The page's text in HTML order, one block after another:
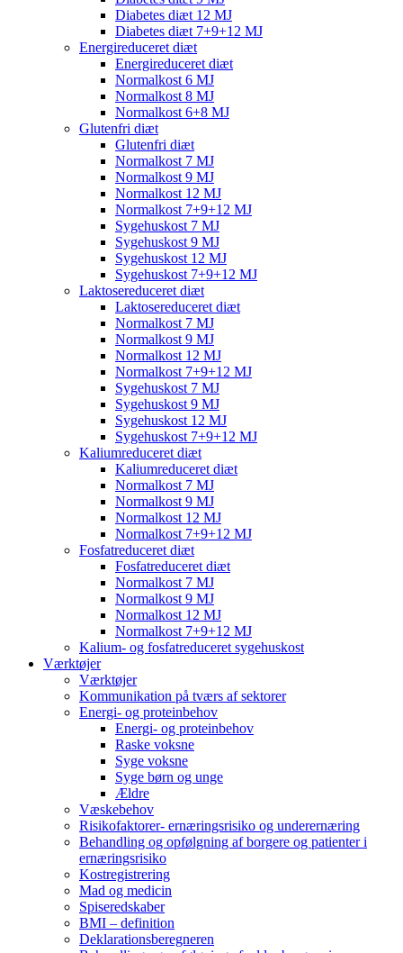
Diabetes diæt 12 MJ
Diabetes diæt 7+9+12 MJ
Energireduceret diæt
Energireduceret diæt
Normalkost 6 MJ
Normalkost 8 MJ
Normalkost 6+8 MJ
Glutenfri diæt
Glutenfri diæt
Normalkost 7 MJ
Normalkost 9 MJ
Normalkost 12 MJ
Normalkost 7+9+12 MJ
Sygehuskost 7 MJ
Sygehuskost 9 MJ
Sygehuskost 12 MJ
Sygehuskost 7+9+12 MJ
Laktosereduceret diæt
Laktosereduceret diæt
Normalkost 7 MJ
Normalkost 9 MJ
Normalkost 12 MJ
Normalkost 7+9+12 MJ
Sygehuskost 7 MJ
Sygehuskost 9 MJ
Sygehuskost 12 MJ
Sygehuskost 7+9+12 MJ
Kaliumreduceret diæt
Kaliumreduceret diæt
Normalkost 7 MJ
Normalkost 9 MJ
Normalkost 12 MJ
Normalkost 7+9+12 MJ
Fosfatreduceret diæt
Fosfatreduceret diæt
Normalkost 7 MJ
Normalkost 9 MJ
Normalkost 12 MJ
Normalkost 7+9+12 MJ
Kalium- og fosfatreduceret sygehuskost
Værktøjer
Værktøjer
Kommunikation på tværs af sektorer
Energi- og proteinbehov
Energi- og proteinbehov
Raske voksne
Syge voksne
Syge børn og unge
Ældre
Væskebehov
Risikofaktorer- ernæringsrisiko og underernæring
Behandling og opfølgning af borgere og patienter i
ernæringsrisiko
Kostregistrering
Mad og medicin
Spiseredskaber
BMI – definition
Deklarationsberegneren